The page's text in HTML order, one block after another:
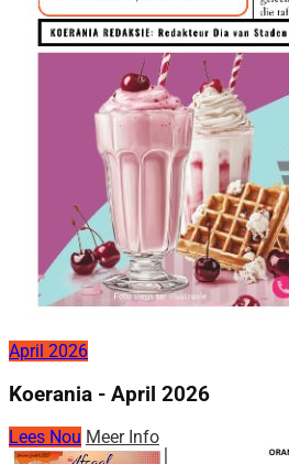
April 2026
Koerania - April 2026
Lees Nou Meer Info